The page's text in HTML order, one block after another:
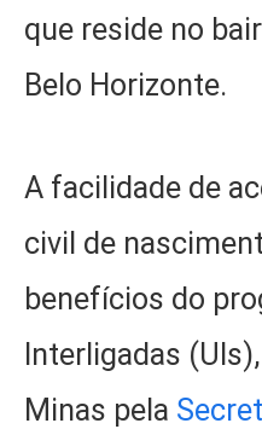
que reside no
Belo Horizonte.
A facilidade de
civil de
benefícios do
Interligadas
Minas pela